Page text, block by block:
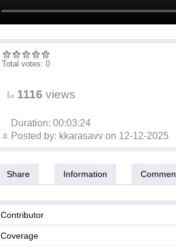
Total votes: 0
1116 views
Duration: 00:03:24
Posted by: kkarasavv on 12-12-2025
Share Information
Contributor
Coverage